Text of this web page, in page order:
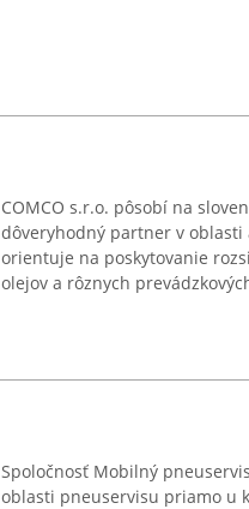
COMCO s.r.o. pôsobí na
dôveryhodný partner v oblasti
orientuje na poskytovanie
olejov a rôznych
Spoločnosť Mobilný
oblasti pneuservisu priamo u